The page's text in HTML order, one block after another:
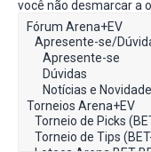
você não desmarcar a